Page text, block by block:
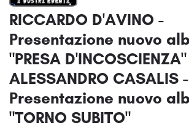
RICCARDO D'AVINO -
Presentazione nuovo
"PRESA
ALESSANDRO CASALIS -
Presentazione nuovo
"TORNO SUBITO"